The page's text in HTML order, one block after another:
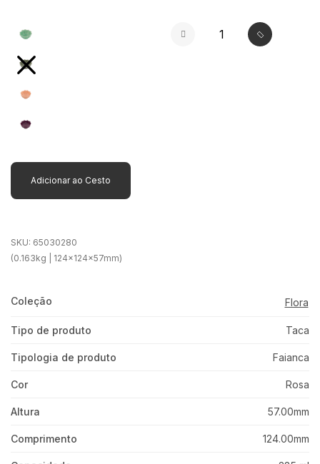
selected
Adicionar ao Cesto
SKU: 65030280
(0.163kg | 124x124x57mm)
Coleção Flora
Tipo de produto Taca
Tipologia de produto Faianca
Cor Rosa
Altura 57.00mm
Comprimento 124.00mm